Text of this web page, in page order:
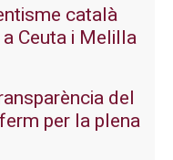
català
Ceuta i Melilla
del
per la plena